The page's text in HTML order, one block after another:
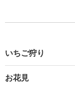
いちご狩り
お花見